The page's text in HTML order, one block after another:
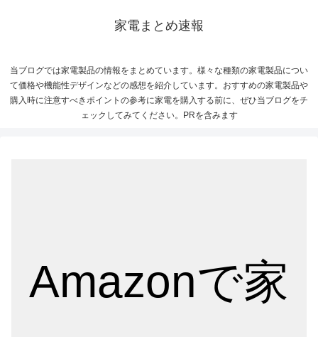
家電まとめ速報
当ブログでは家電製品の情報をまとめています。様々な種類の家電製品につい
て価格や機能性デザインなどの感想を紹介しています。おすすめの家電製品や
購入時に注意すべきポイントの参考に家電を購入する前に、ぜひ当ブログをチ
ェックしてみてください。PRを含みます
Amazonで家